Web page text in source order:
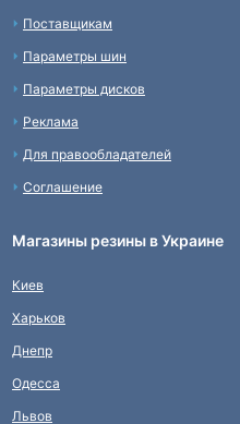
Поставщикам
Параметры шин
Параметры дисков
Реклама
Для правообладателей
Соглашение
Магазины резины в Украине
Киев
Харьков
Днепр
Одесса
Львов